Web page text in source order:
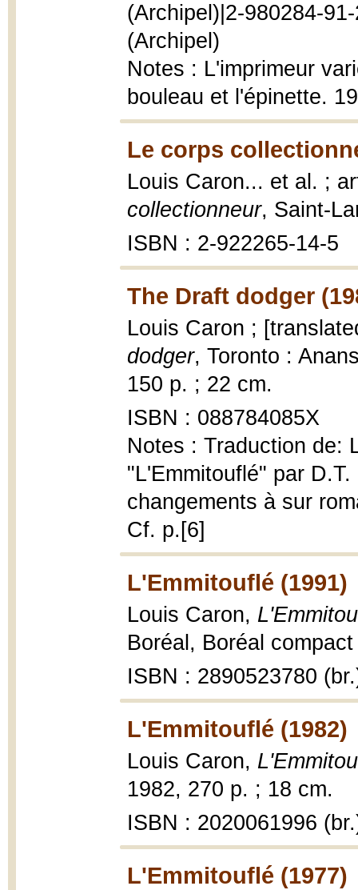
(Archipel)|2-980284-
(Archipel)
Notes : L'imprimeur
bouleau et l'épinette.
Le corps
Louis Caron... et al. ;
collectionneur, Saint-
ISBN : 2-922265-14-5
The Draft dodger
Louis Caron ;
dodger, Toronto :
150 p. ; 22 cm.
ISBN : 088784085X
Notes : Traduction de:
"L'Emmitouflé" par
changements à sur
Cf. p.[6]
L'Emmitouflé (1991)
Louis Caron,
Boréal, Boréal
ISBN : 2890523780
L'Emmitouflé (1982)
Louis Caron,
1982, 270 p. ; 18 cm.
ISBN : 2020061996
L'Emmitouflé (1977)